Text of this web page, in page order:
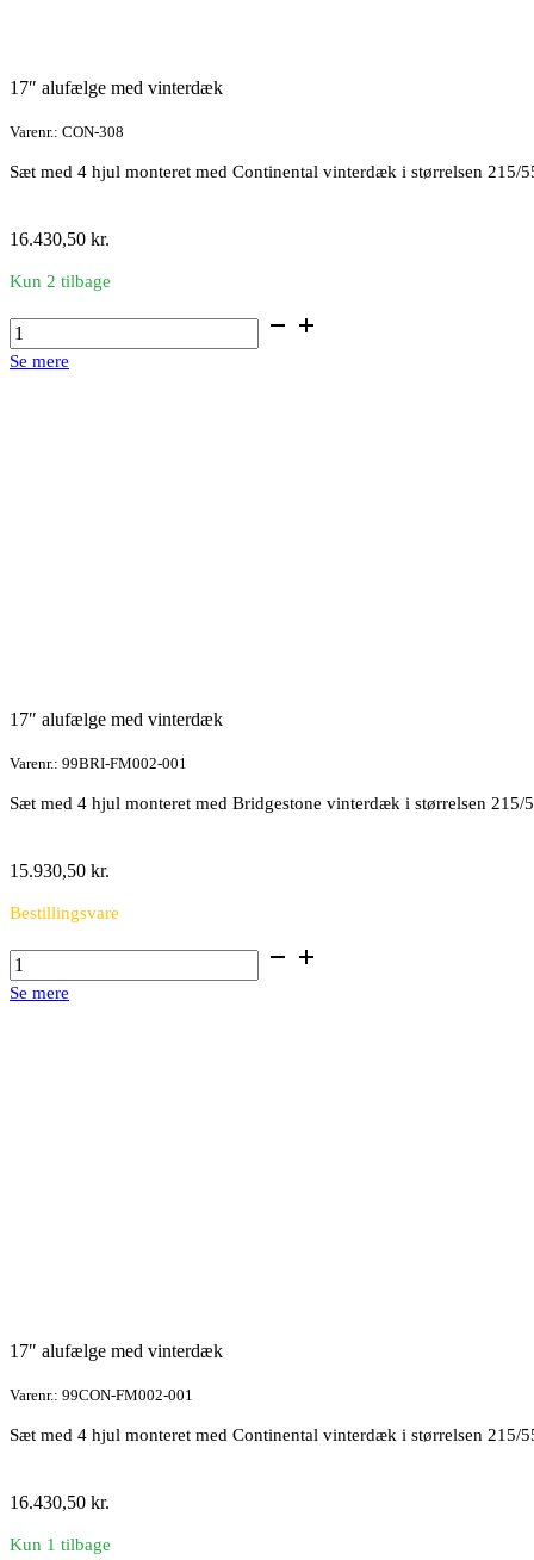
17″ alufælge med vinterdæk
Varenr.: CON-308
Sæt med 4 hjul monteret med Continental vinterdæk i størrelsen 215/
16.430,50 kr.
Kun 2 tilbage
17"
alufælge
med
Se mere
17″ alufælge med vinterdæk
Varenr.: 99BRI-FM002-001
Sæt med 4 hjul monteret med Bridgestone vinterdæk i størrelsen 215/
15.930,50 kr.
Bestillingsvare
17"
alufælge
med
Se mere
17″ alufælge med vinterdæk
Varenr.: 99CON-FM002-001
Sæt med 4 hjul monteret med Continental vinterdæk i størrelsen 215/
16.430,50 kr.
Kun 1 tilbage